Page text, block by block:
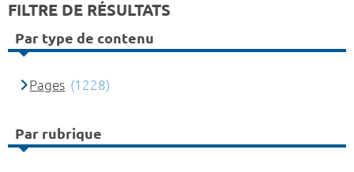
FILTRE DE RÉSULTATS
Par type de contenu
Pages (1228)
Par rubrique